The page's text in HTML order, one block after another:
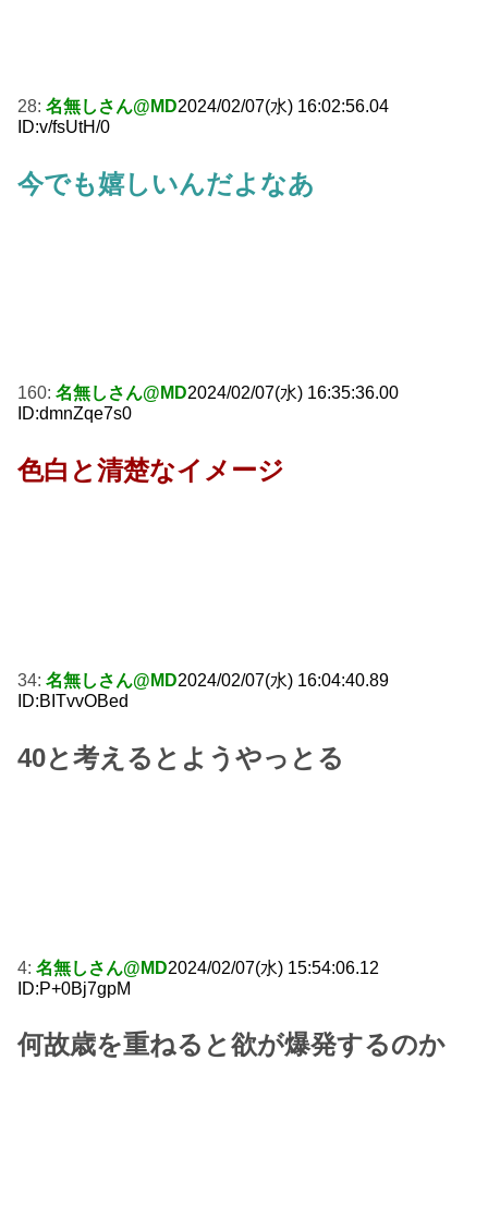
28: 名無しさん@MD2024/02/07(水) 16:02:56.04
ID:v/fsUtH/0
今でも嬉しいんだよなあ
160: 名無しさん@MD2024/02/07(水) 16:35:36.00
ID:dmnZqe7s0
色白と清楚なイメージ
34: 名無しさん@MD2024/02/07(水) 16:04:40.89
ID:BITvvOBed
40と考えるとようやっとる
4: 名無しさん@MD2024/02/07(水) 15:54:06.12
ID:P+0Bj7gpM
何故歳を重ねると欲が爆発するのか